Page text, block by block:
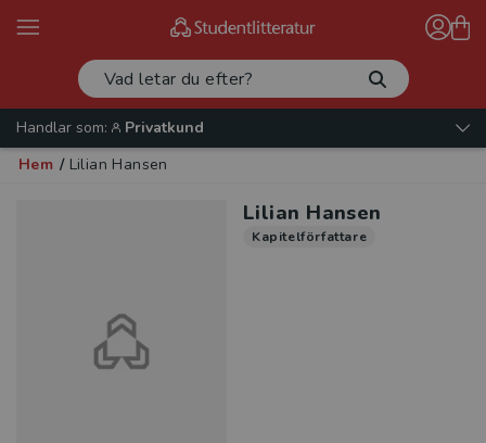
Handlar som:
Privatkund
Hem / Lilian Hansen
Lilian Hansen
Kapitelförfattare